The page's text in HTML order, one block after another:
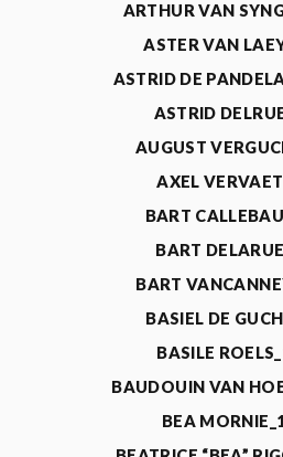
ARTHUR VAN
ASTER VAN
ASTRID DE
ASTRID
AUGUST
AXEL
BART
BART
BART
BASIEL DE
BASILE
BAUDOUIN VAN
BEA